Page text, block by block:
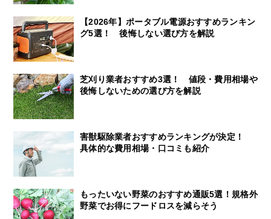
【2026年】ポータブル電源おすすめランキン
グ5選！ 後悔しない選び方を解説
芝刈り業者おすすめ3選！ 値段・費用相場や
後悔しないための選び方を解説
害獣駆除業者おすすめランキングが決定！
具体的な費用相場・口コミも紹介
もったいない野菜のおすすめ通販5選！規格外
野菜でお得にフードロスを減らそう